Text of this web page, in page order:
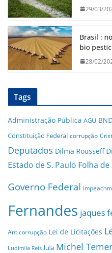
29/03/
Brasil :
bio
28/02/
Tags
Administração Pública AGU
Constituição Federal corrupção
Deputados Dilma Rousseff
Estado de S. Paulo Folha de
Governo Federal
Fernandes jaques
Anticorrupção Lei de Licitações
Ludimila Reis lula Michel Temer